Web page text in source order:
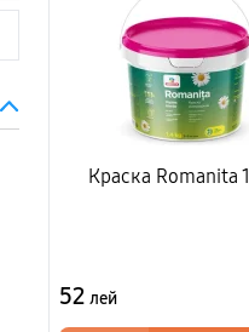
Краска Romanita
52 лей